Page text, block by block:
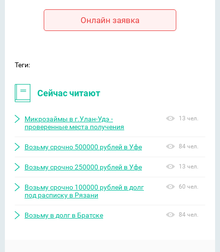
Онлайн заявка
Теги:
Сейчас читают
Микрозаймы в г.Улан-Удэ -
проверенные места получения
13 чел.
Возьму срочно 500000 рублей в Уфе 84 чел.
Возьму срочно 250000 рублей в Уфе 13 чел.
Возьму срочно 100000 рублей в долг
под расписку в Рязани
60 чел.
Возьму в долг в Братске 84 чел.